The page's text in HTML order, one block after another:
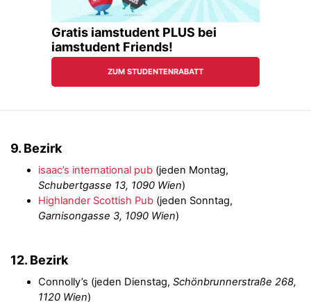
9. Bezirk
isaac’s international pub (jeden Montag,
Schubertgasse 13, 1090 Wien)
Highlander Scottish Pub (jeden Sonntag,
Garnisongasse 3, 1090 Wien)
12. Bezirk
Connolly’s (jeden Dienstag, Schönbrunnerstraße 268,
1120 Wien)